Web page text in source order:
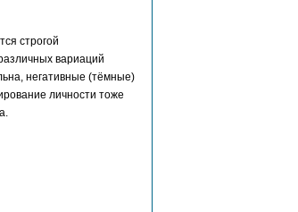
строгой
вариаций
негативные (тёмные)
личности тоже